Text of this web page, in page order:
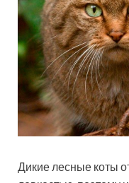
Дикие лесные коты